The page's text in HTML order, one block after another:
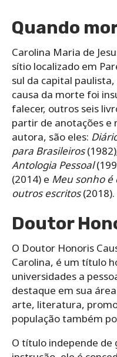
Quando
Carolina Maria de
sítio localizado em
sul da capital
causa da morte foi
falecer, outros seis
partir de anotações e
autora, são eles:
para Brasileiros
Antologia Pessoal
(2014) e Meu sonho é
outros escritos(2018).
Doutor
O Doutor Honoris
Carolina, é um título
universidades a
destaque em sua
arte, literatura,
população também
O título independe de